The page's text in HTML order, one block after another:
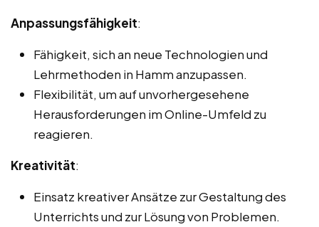
Anpassungsfähigkeit:
Fähigkeit, sich an neue Technologien und
Lehrmethoden in Hamm anzupassen.
Flexibilität, um auf unvorhergesehene
Herausforderungen im Online-Umfeld zu
reagieren.
Kreativität:
Einsatz kreativer Ansätze zur Gestaltung des
Unterrichts und zur Lösung von Problemen.